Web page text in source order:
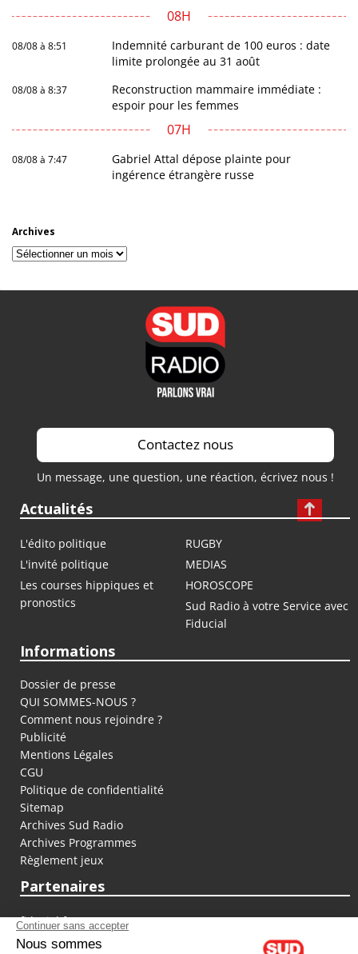
08H
08/08 à 8:51
Indemnité carburant de 100 euros : date
limite prolongée au 31 août
08/08 à 8:37
Reconstruction mammaire immédiate :
espoir pour les femmes
07H
08/08 à 7:47
Gabriel Attal dépose plainte pour
ingérence étrangère russe
Archives
Archives
Contactez nous
Un message, une question, une réaction, écrivez nous !
Actualités
L'édito politique
RUGBY
L'invité politique
MEDIAS
Les courses hippiques et
pronostics
HOROSCOPE
Sud Radio à votre Service avec
Fiducial
Informations
Dossier de presse
QUI SOMMES-NOUS ?
Comment nous rejoindre ?
Publicité
Mentions Légales
CGU
Politique de confidentialité
Sitemap
Archives Sud Radio
Archives Programmes
Règlement jeux
Partenaires
fiducial.fr
lyoncapitale.fr